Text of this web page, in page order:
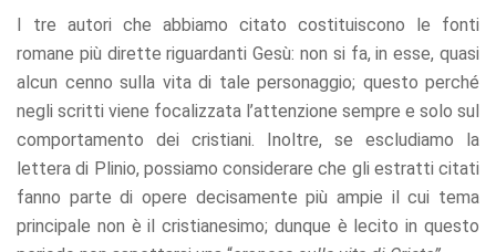
I tre autori che abbiamo citato costituiscono le fonti
romane più dirette riguardanti Gesù: non si fa, in esse, quasi
alcun cenno sulla vita di tale personaggio; questo perché
negli scritti viene focalizzata l’attenzione sempre e solo sul
comportamento dei cristiani. Inoltre, se escludiamo la
lettera di Plinio, possiamo considerare che gli estratti citati
fanno parte di opere decisamente più ampie il cui tema
principale non è il cristianesimo; dunque è lecito in questo